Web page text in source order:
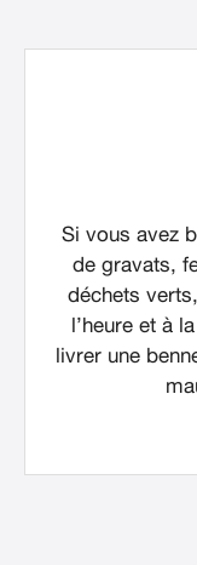
Si vous avez
de gravats,
déchets
l’heure et à
livrer une